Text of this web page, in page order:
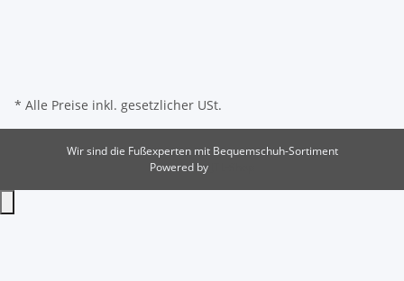
* Alle Preise inkl. gesetzlicher USt.
Wir sind die Fußexperten mit Bequemschuh-Sortiment
Powered by